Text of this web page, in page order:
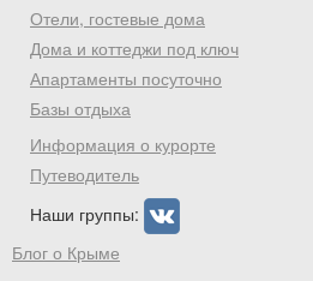
Отели, гостевые дома
Дома и коттеджи под ключ
Апартаменты посуточно
Базы отдыха
Информация о курорте
Путеводитель
Наши группы:
Блог о Крыме
Скидка
Хочешь дешевле? Оставь
промокод на первое